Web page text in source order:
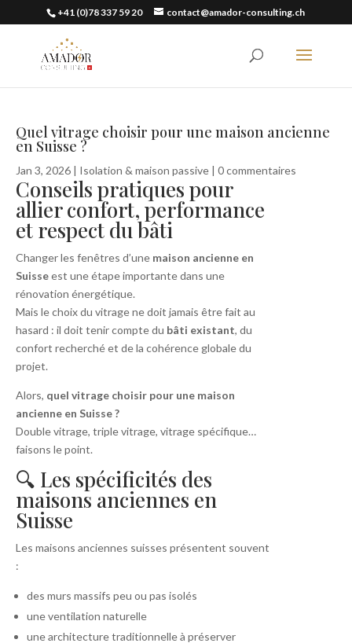
+41 (0)78 337 59 20 contact@amador-consulting.ch
Quel vitrage choisir pour une maison ancienne
en Suisse ?
Jan 3, 2026 | Isolation & maison passive | 0 commentaires
Conseils pratiques pour
allier confort, performance
et respect du bâti
Changer les fenêtres d’une maison ancienne en
Suisseest une étape importante dans une
rénovation énergétique.
Mais le choix du vitrage ne doit jamais être fait au
hasard : il doit tenir compte du bâti existant, du
confort recherché et de la cohérence globale du
projet.
Alors, quel vitrage choisir pour une maison
ancienne en Suisse ?
Double vitrage, triple vitrage, vitrage spécifique…
faisons le point.
🔍 Les spécificités des
maisons anciennes en
Suisse
Les maisons anciennes suisses présentent souvent
:
des murs massifs peu ou pas isolés
une ventilation naturelle
une architecture traditionnelle à préserver